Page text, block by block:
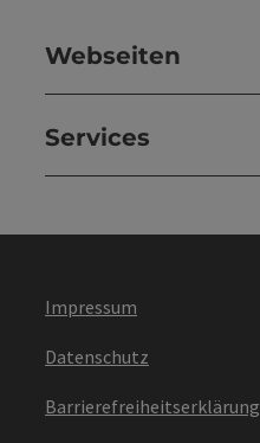
Webseiten
Services
Impressum
Datenschutz
Barrierefreiheitserklärung